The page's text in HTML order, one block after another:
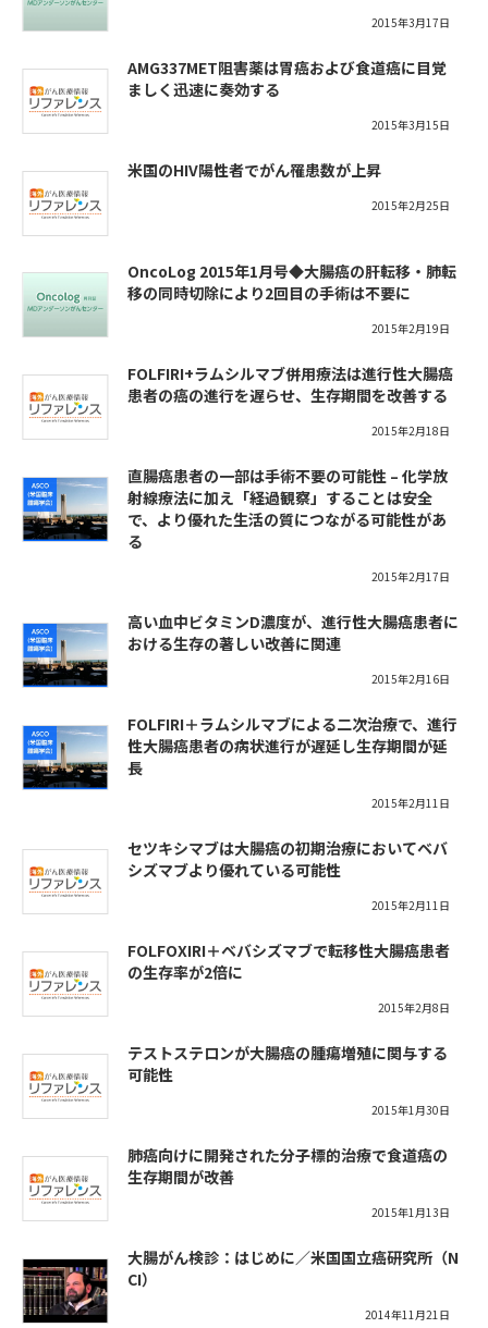
2015年3月17日
AMG337MET阻害薬は胃癌および食道癌に目覚
ましく迅速に奏効する
2015年3月15日
米国のHIV陽性者でがん罹患数が上昇
2015年2月25日
OncoLog 2015年1月号◆大腸癌の肝転移・肺転
移の同時切除により2回目の手術は不要に
2015年2月19日
FOLFIRI+ラムシルマブ併用療法は進行性大腸癌
患者の癌の進行を遅らせ、生存期間を改善する
2015年2月18日
直腸癌患者の一部は手術不要の可能性 – 化学放
射線療法に加え「経過観察」することは安全
で、より優れた生活の質につながる可能性があ
る
2015年2月17日
高い血中ビタミンD濃度が、進行性大腸癌患者に
おける生存の著しい改善に関連
2015年2月16日
FOLFIRI＋ラムシルマブによる二次治療で、進行
性大腸癌患者の病状進行が遅延し生存期間が延
長
2015年2月11日
セツキシマブは大腸癌の初期治療においてベバ
シズマブより優れている可能性
2015年2月11日
FOLFOXIRI＋ベバシズマブで転移性大腸癌患者
の生存率が2倍に
2015年2月8日
テストステロンが大腸癌の腫瘍増殖に関与する
可能性
2015年1月30日
肺癌向けに開発された分子標的治療で食道癌の
生存期間が改善
2015年1月13日
大腸がん検診：はじめに／米国国立癌研究所（N
CI）
2014年11月21日